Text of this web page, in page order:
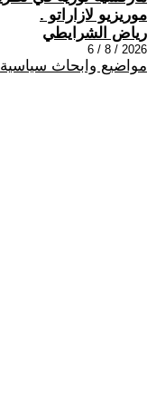
موريزيو لازاراتو .
رياض الشرايطي
2026 / 8 / 6
مواضيع وابحاث سياسية